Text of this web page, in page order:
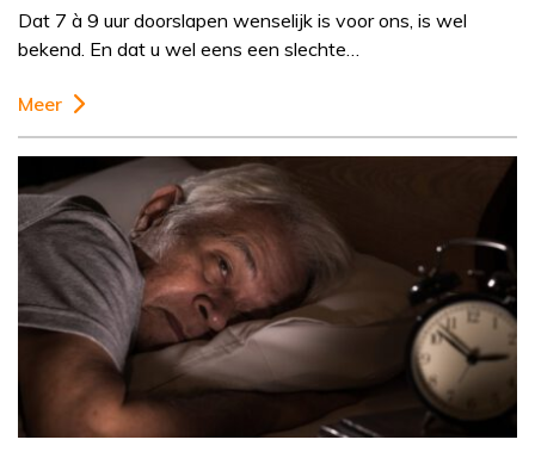
Dat 7 à 9 uur doorslapen wenselijk is voor ons, is wel
bekend. En dat u wel eens een slechte…
Meer